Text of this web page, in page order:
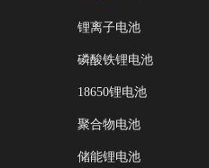
锂离子电池
磷酸铁锂电池
18650锂电池
聚合物电池
储能锂电池